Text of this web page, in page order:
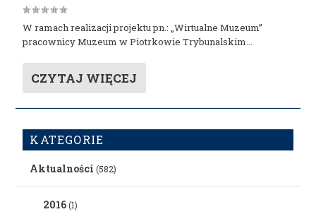
W ramach realizacji projektu pn.: „Wirtualne Muzeum”
pracownicy Muzeum w Piotrkowie Trybunalskim...
CZYTAJ WIĘCEJ
KATEGORIE
Aktualności (582)
2016(1)